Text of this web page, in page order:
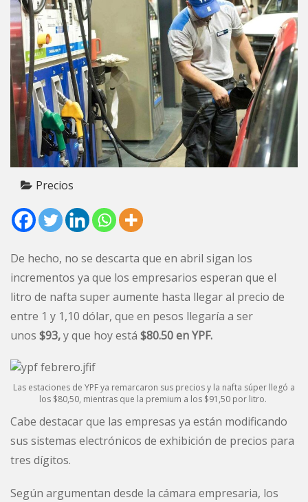
Precios
De hecho, no se descarta que en abril sigan los
incrementos ya que los empresarios esperan que el
litro de nafta super aumente hasta llegar al precio de
entre 1 y 1,10 dólar, que en pesos llegaría a ser
unos $93,y que hoy está $80.50 en YPF.
Las estaciones de YPF ya remarcaron sus precios y la nafta súper llegó a
los $80,50, mientras que la premium a los $91,50 por litro.
Cabe destacar que las empresas ya están modificando
sus sistemas electrónicos de exhibición de precios para
tres dígitos.
Según argumentan desde la cámara empresaria, los